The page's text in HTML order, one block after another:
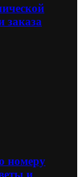
заказа
номеру